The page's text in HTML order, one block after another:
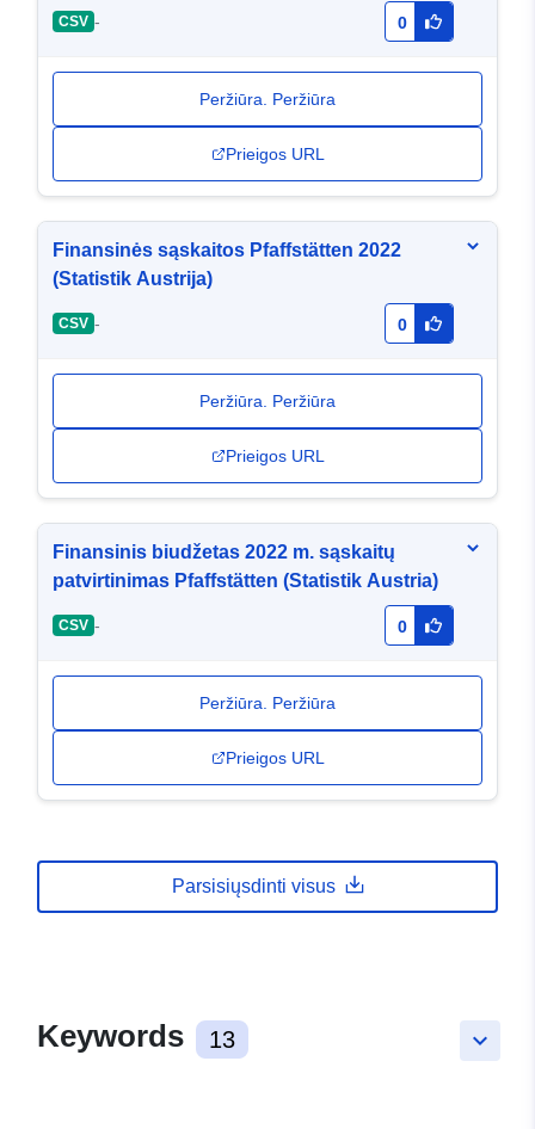
CSV - 0
Peržiūra. Peržiūra
Prieigos URL
Finansinės sąskaitos Pfaffstätten 2022
(Statistik Austrija)
CSV - 0
Peržiūra. Peržiūra
Prieigos URL
Finansinis biudžetas 2022 m. sąskaitų
patvirtinimas Pfaffstätten (Statistik Austria)
CSV - 0
Peržiūra. Peržiūra
Prieigos URL
Parsisiųsdinti visus
keyboard_arrow_down
Keywords 13